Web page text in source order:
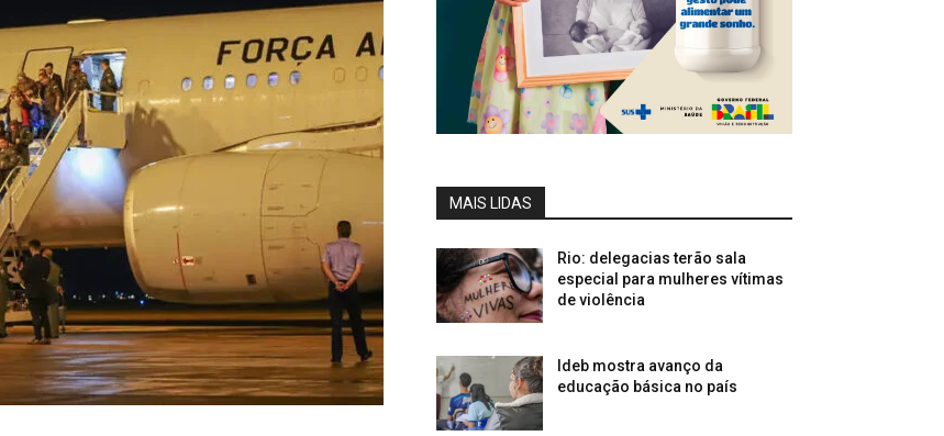
MAIS LIDAS
Rio: delegacias terão sala
especial para mulheres vítimas
de violência
Ideb mostra avanço da
educação básica no país